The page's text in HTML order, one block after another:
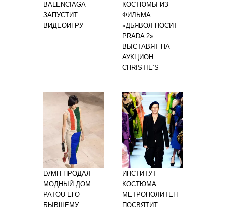
BALENCIAGA
ЗАПУСТИТ
ВИДЕОИГРУ
КОСТЮМЫ ИЗ
ФИЛЬМА
«ДЬЯВОЛ НОСИТ
PRADA 2»
ВЫСТАВЯТ НА
АУКЦИОН
CHRISTIE’S
LVMH ПРОДАЛ
МОДНЫЙ ДОМ
PATOU ЕГО
БЫВШЕМУ
ИНСТИТУТ
КОСТЮМА
МЕТРОПОЛИТЕН
ПОСВЯТИТ